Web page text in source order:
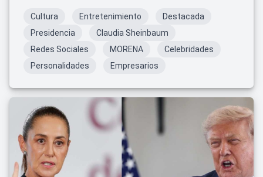
Cultura Entretenimiento
Destacada
Presidencia
Claudia Sheinbaum
Redes Sociales
MORENA
Celebridades
Personalidades
Empresarios